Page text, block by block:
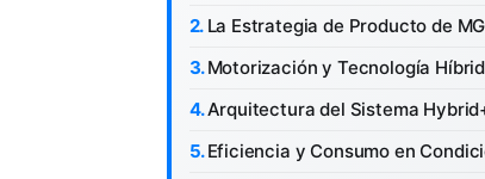
La Estrategia de Producto de
Motorización y Tecnología
Arquitectura del Sistema
Eficiencia y Consumo en